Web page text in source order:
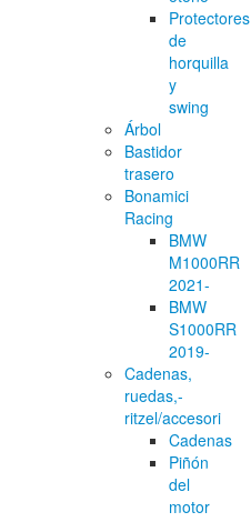
Protectores
de
horquilla
y
swing
Árbol
Bastidor
trasero
Bonamici
Racing
BMW
M1000RR
2021-
BMW
S1000RR
2019-
Cadenas,
ruedas,-
ritzel/accesori
Cadenas
Piñón
del
motor